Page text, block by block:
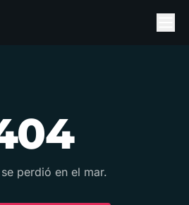
perdió en el mar.